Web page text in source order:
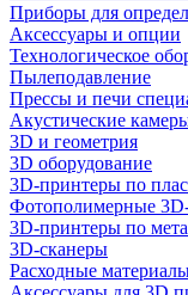
Приборы для
Аксессуары и опции
Технологическое
Пылеподавление
Прессы и печи
Акустические
3D и геометрия
3D оборудование
3D-принтеры по
Фотополимерные
3D-принтеры по
3D-сканеры
Расходные